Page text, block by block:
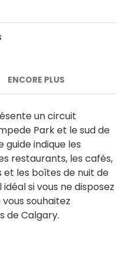
ENCORE PLUS
un circuit
Park et le sud de
guide indique les
restaurants, les cafés,
et les boîtes de nuit de
si vous ne disposez
souhaitez
de Calgary.